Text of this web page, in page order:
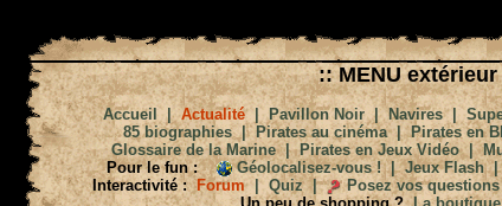
:: MENU
Accueil|Actualité|Pavillon Noir|Navires|
85 biographies| Pirates au cinéma|Pirates en
Glossaire de la Marine|Pirates en Jeux Vidéo|
Pour le fun :
Géolocalisez-vous !|Jeux Flash
Interactivité : Forum| Quiz| Posez vos questions